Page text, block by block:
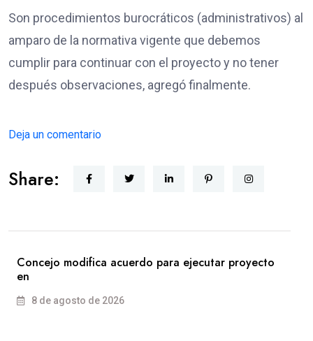
Son procedimientos burocráticos (administrativos) al
amparo de la normativa vigente que debemos
cumplir para continuar con el proyecto y no tener
después observaciones, agregó finalmente.
Deja un comentario
Share:
Concejo modifica acuerdo para ejecutar proyecto
en
8 de agosto de 2026